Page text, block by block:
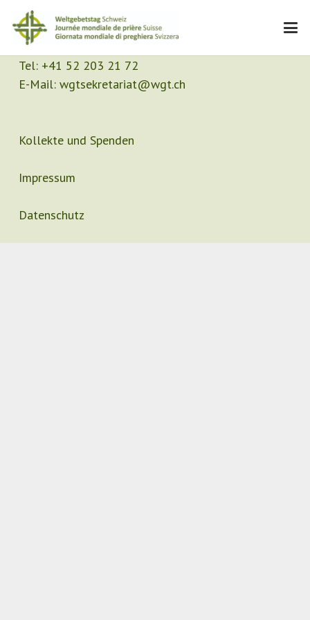
Kontakt
Sekretariat
Tel: +41 52 203 21 72
E-Mail: wgtsekretariat@wgt.ch
Kollekte und Spenden
Impressum
Datenschutz